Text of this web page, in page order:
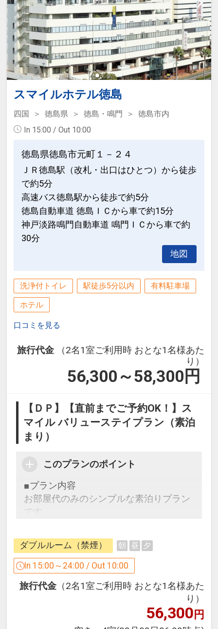
スマイルホテル徳島
四国 徳島県 徳島・鳴門
徳島市内
In 15:00 / Out 10:00
徳島県徳島市元町１－２４
ＪＲ徳島駅（改札・出口はひとつ）から徒歩
で約5分
高速バス徳島駅から徒歩で約5分
徳島自動車道 徳島ＩＣから車で約15分
神戸淡路鳴門自動車道 鳴門ＩＣから車で約
30分
地図
洗浄付トイレ 駅徒歩5分以内 有料駐車場
ホテル
口コミを見る
旅行代金
（2名1室ご利用時 おとな1名様あた
り）
56,300～58,300 円
【ＤＰ】【直前までご予約OK！】ス
マイル バリューステイプラン（素泊
まり）
このプランのポイント
■プラン内容
お部屋代のみのシンプルな素泊りプラン
です。
ＪＲ徳島駅より徒歩5分、ビジネスのお
客様はもちろん観光の拠点にも最適で
す。
観光・ビジネスに絶好のロケーション。
快適な徳島への旅を是非お手伝いさせて
ダブルルーム（禁煙） 朝 昼 夕
In 15:00～24:00 / Out 10:00
旅行代金 （2名1室ご利用時 おとな1名様あた
り）
56,300円